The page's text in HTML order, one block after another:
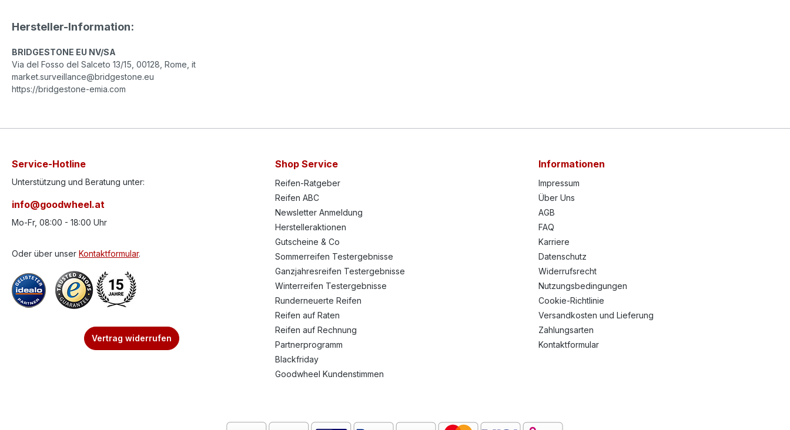
Hersteller-Information:
BRIDGESTONE EU NV/SA
Via del Fosso del Salceto 13/15, 00128, Rome, it
market.surveillance@bridgestone.eu
https://bridgestone-emia.com
Service-Hotline
Unterstützung und Beratung unter:
info@goodwheel.at
Mo-Fr, 08:00 - 18:00 Uhr
Oder über unser Kontaktformular.
Vertrag widerrufen
Shop Service
Reifen-Ratgeber
Reifen ABC
Newsletter Anmeldung
Herstelleraktionen
Gutscheine & Co
Sommerreifen Testergebnisse
Ganzjahresreifen Testergebnisse
Winterreifen Testergebnisse
Runderneuerte Reifen
Reifen auf Raten
Reifen auf Rechnung
Partnerprogramm
Blackfriday
Goodwheel Kundenstimmen
Informationen
Impressum
Über Uns
AGB
FAQ
Karriere
Datenschutz
Widerrufsrecht
Nutzungsbedingungen
Cookie-Richtlinie
Versandkosten und Lieferung
Zahlungsarten
Kontaktformular